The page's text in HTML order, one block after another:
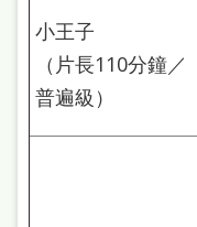
小王子
（片長110分鐘／
普遍級）